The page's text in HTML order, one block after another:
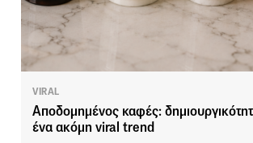
VIRAL
Αποδομημένος καφές:
ένα ακόμη viral trend